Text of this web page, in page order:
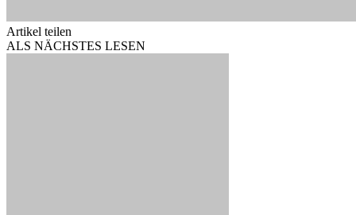
Artikel teilen
ALS NÄCHSTES LESEN